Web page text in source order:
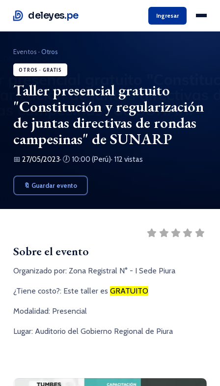
deleyes.pe Ingresar
Eventos · Otros
OTROS · GRATIS
Taller presencial gratuito
"Constitución y regularización
de juntas directivas de rondas
campesinas" de SUNARP
📅 27/05/2023· 🕖 10:00 (Perú)· 112 vistas
🔖 Guardar evento
Sobre el evento
Organizado por:Zona Registral N° - I Sede Piura
¿Tiene costo?:Este taller es GRATUITO
Modalidad:Presencial
Lugar:Auditorio del Gobierno Regional de Piura